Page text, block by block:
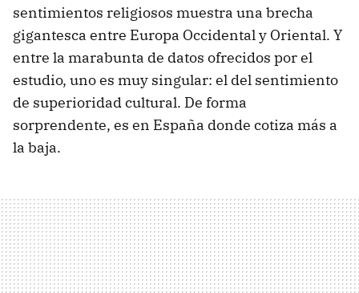
sentimientos religiosos muestra una brecha
gigantesca entre Europa Occidental y Oriental. Y
entre la marabunta de datos ofrecidos por el
estudio, uno es muy singular: el del sentimiento
de superioridad cultural. De forma
sorprendente, es en España donde cotiza más a
la baja.